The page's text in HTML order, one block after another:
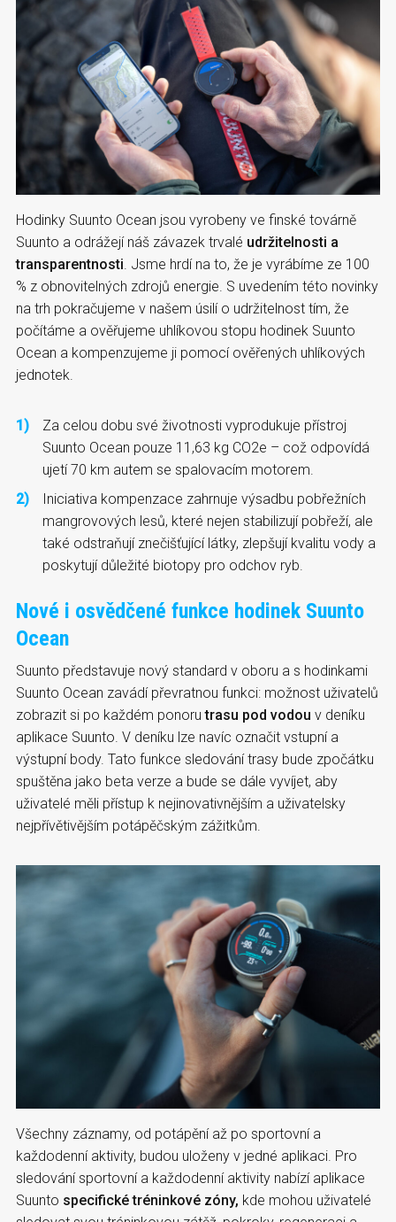
Hodinky Suunto Ocean jsou vyrobeny ve finské továrně
Suunto a odrážejí náš závazek trvalé udržitelnosti a
transparentnosti. Jsme hrdí na to, že je vyrábíme ze 100
% z obnovitelných zdrojů energie. S uvedením této novinky
na trh pokračujeme v našem úsilí o udržitelnost tím, že
počítáme a ověřujeme uhlíkovou stopu hodinek Suunto
Ocean a kompenzujeme ji pomocí ověřených uhlíkových
jednotek.
Za celou dobu své životnosti vyprodukuje přístroj
Suunto Ocean pouze 11,63 kg CO2e – což odpovídá
ujetí 70 km autem se spalovacím motorem.
Iniciativa kompenzace zahrnuje výsadbu pobřežních
mangrovových lesů, které nejen stabilizují pobřeží, ale
také odstraňují znečišťující látky, zlepšují kvalitu vody a
poskytují důležité biotopy pro odchov ryb.
Nové i osvědčené funkce hodinek Suunto
Ocean
Suunto představuje nový standard v oboru a s hodinkami
Suunto Ocean zavádí převratnou funkci: možnost uživatelů
zobrazit si po každém ponorutrasu pod vodou v deníku
aplikace Suunto. V deníku lze navíc označit vstupní a
výstupní body. Tato funkce sledování trasy bude zpočátku
spuštěna jako beta verze a bude se dále vyvíjet, aby
uživatelé měli přístup k nejinovativnějším a uživatelsky
nejpřívětivějším potápěčským zážitkům.
Všechny záznamy, od potápění až po sportovní a
každodenní aktivity, budou uloženy v jedné aplikaci. Pro
sledování sportovní a každodenní aktivity nabízí aplikace
Suunto specifické tréninkové zóny, kde mohou uživatelé